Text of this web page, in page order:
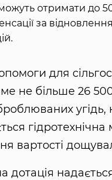
отримати до
за
для
не більше 26
угідь,
гідротехнічна
вартості
дотація